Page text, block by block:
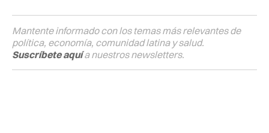
Mantente informado con los temas más relevantes de
política, economía, comunidad latina y salud.
Suscríbete aquía nuestros newsletters.